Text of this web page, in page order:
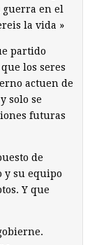
en el
la vida »
partido
los seres
actuen de
solo se
futuras
de
y su equipo
Y que